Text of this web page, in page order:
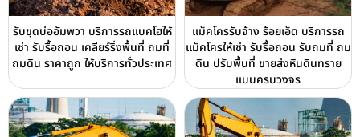
รับขุดบ่ออัมพวา บริการรถแบคโฮให้
เช่า รับรื้อถอน เคลียร์ริ่งพื้นที่ ถมที่
ถมดิน ราคาถูก ให้บริการทั่วประเทศ
แม็คโครรับจ้าง ร้อยเอ็ด บริการรถ
แม็คโครให้เช่า รับรื้อถอน รับถมที่ ถม
ดิน ปรับพื้นที่ ขายส่งหินดินทราย
แบบครบวงจร